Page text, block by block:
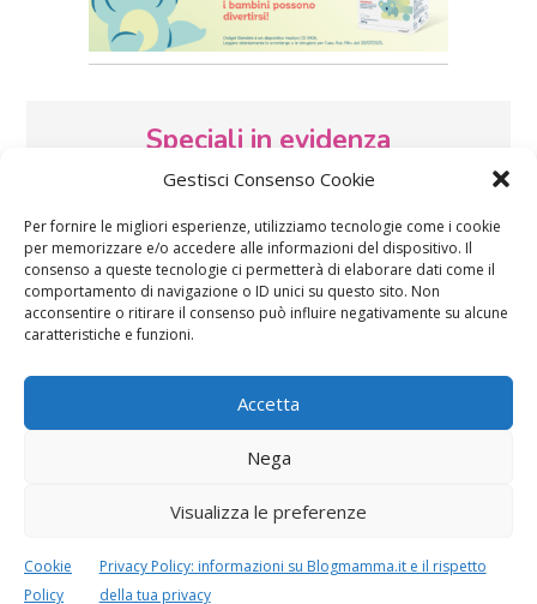
Gestisci Consenso Cookie
Per fornire le migliori esperienze, utilizziamo tecnologie come i cookie
per memorizzare e/o accedere alle informazioni del dispositivo. Il
consenso a queste tecnologie ci permetterà di elaborare dati come il
comportamento di navigazione o ID unici su questo sito. Non
acconsentire o ritirare il consenso può influire negativamente su alcune
caratteristiche e funzioni.
Accetta
Nega
Visualizza le preferenze
Cookie
Policy
Privacy Policy: informazioni su Blogmamma.it e il rispetto
della tua privacy
Speciali in evidenza
Vaccini
lavoretti, biglietti
d’auguri, filastrocche
gravidanza